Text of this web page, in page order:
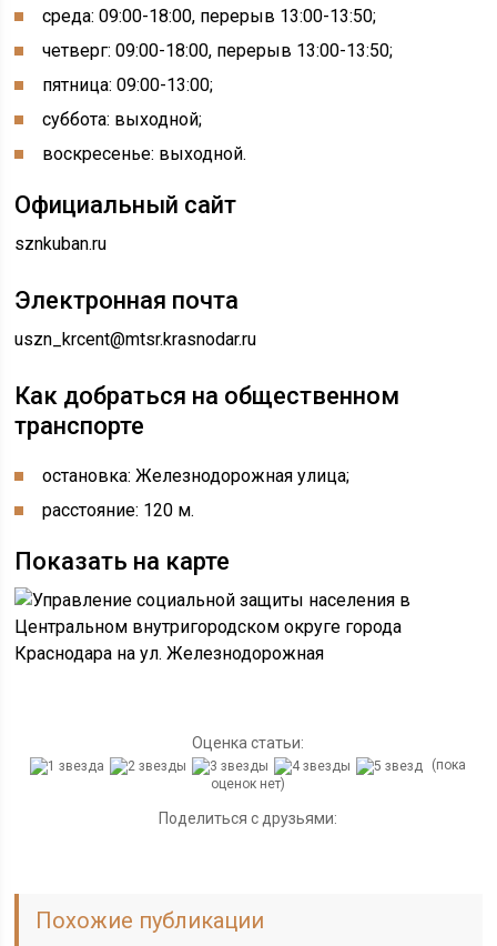
среда: 09:00-18:00, перерыв 13:00-13:50;
четверг: 09:00-18:00, перерыв 13:00-13:50;
пятница: 09:00-13:00;
суббота: выходной;
воскресенье: выходной.
Официальный сайт
sznkuban.ru
Электронная почта
uszn_krcent@mtsr.krasnodar.ru
Как добраться на общественном
транспорте
остановка: Железнодорожная улица;
расстояние: 120 м.
Показать на карте
Оценка статьи:
(пока
оценок нет)
Поделиться с друзьями:
Похожие публикации